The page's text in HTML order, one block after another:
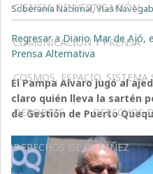
CIENCIA E INVESTIGACIÓN
COMUNICACIÓN Y PRENSA
COSMOS, ESPACIO, SISTEMA
DEPORTES DERECHOS
DERECHOS DE LA NIÑEZ
Soberanía Nacional,Vías
Regresar a Diario Mar de Ajó,
Prensa Alternativa
El Pampa Alvaro jugó al
claro quién lleva la sartén
de Gestión de Puerto